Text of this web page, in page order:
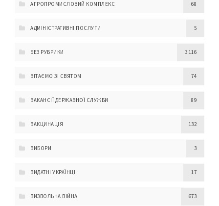
АГРОПРОМИСЛОВИЙ КОМПЛЕКС 68
АДМІНІСТРАТИВНІ ПОСЛУГИ 5
БЕЗ РУБРИКИ 3 116
ВІТАЄМО ЗІ СВЯТОМ 74
ВАКАНСІЇ ДЕРЖАВНОЇ СЛУЖБИ 89
ВАКЦИНАЦІЯ 132
ВИБОРИ 3
ВИДАТНІ УКРАЇНЦІ 17
ВИЗВОЛЬНА ВІЙНА 673